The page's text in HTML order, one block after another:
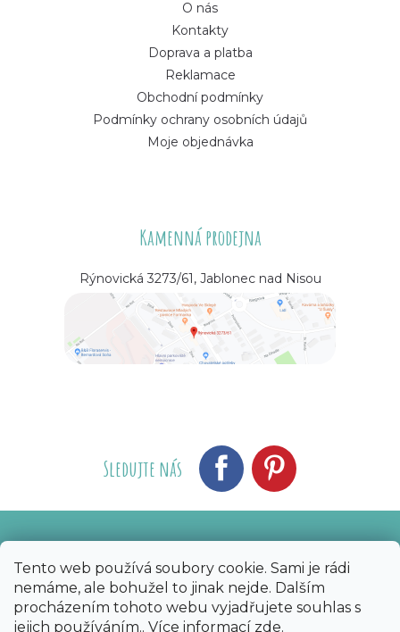
Tento web používá soubory cookie. Sami je rádi
nemáme, ale bohužel to jinak nejde. Dalším
procházením tohoto webu vyjadřujete souhlas s
jejich používáním.. Více informací zde.
O nás
Kontakty
Doprava a platba
Reklamace
Obchodní podmínky
Podmínky ochrany osobních údajů
Moje objednávka
Kamenná prodejna
Rýnovická 3273/61, Jablonec nad Nisou
Sledujte nás
Copyright 2026 Bijoux Components - Svět
korálků. Všechna práva vyhrazena.